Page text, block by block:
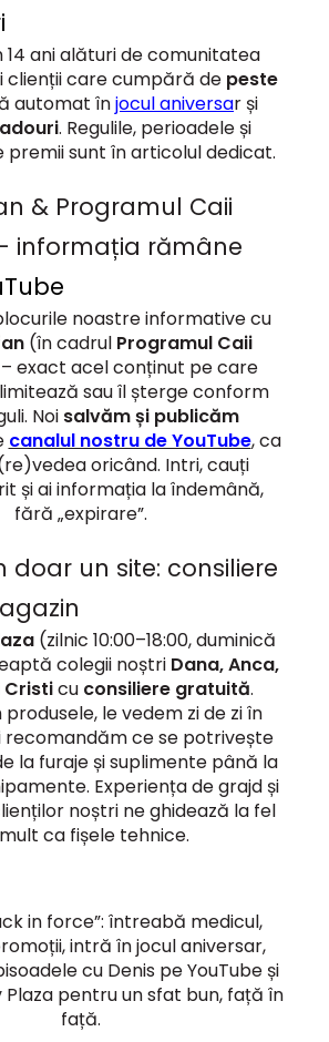
ani alături de comunitatea
clienții care cumpără de peste
automat înjocul aniversar și
. Regulile, perioadele și
premii sunt în articolul dedicat.
& Programul Caii
informația rămâne
noastre informative cu
(în cadrul Programul Caii
exact acel conținut pe care
sau îl șterge conform
Noi salvăm și publicăm
canalul nostru de YouTube, ca
oricând. Intri, cauți
și ai informația la îndemână,
fără „expirare”.
doar un site: consiliere
(zilnic 10:00–18:00, duminică
colegii noștri Dana, Anca,
Cristicu consiliere gratuită.
le vedem zi de zi în
recomandăm ce se potrivește
la furaje și suplimente până la
Experiența de grajd și
noștri ne ghidează la fel
ca fișele tehnice.
in force”: întreabă medicul,
intră în jocul aniversar,
cu Denis pe YouTube și
Plaza pentru un sfat bun, față în
față.